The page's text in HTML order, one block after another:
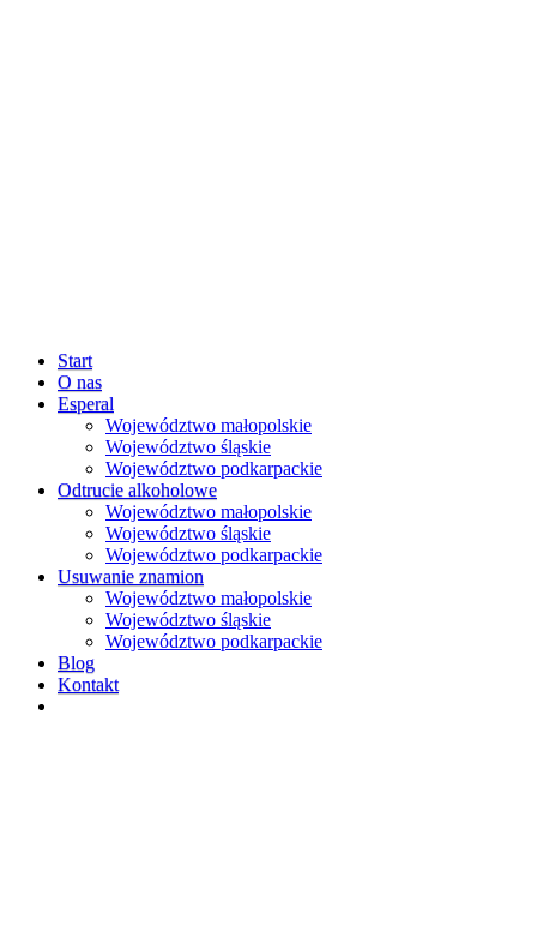
Start
O nas
Esperal
Województwo małopolskie
Województwo śląskie
Województwo podkarpackie
Odtrucie alkoholowe
Województwo małopolskie
Województwo śląskie
Województwo podkarpackie
Usuwanie znamion
Województwo małopolskie
Województwo śląskie
Województwo podkarpackie
Blog
Kontakt